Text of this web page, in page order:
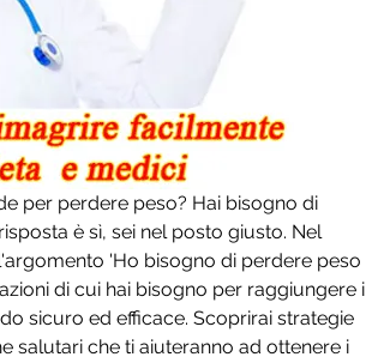
per perdere peso? Hai bisogno di
è sì, sei nel posto giusto. Nel
'Ho bisogno di perdere peso
di cui hai bisogno per raggiungere i
sicuro ed efficace. Scoprirai strategie
salutari che ti aiuteranno ad ottenere i